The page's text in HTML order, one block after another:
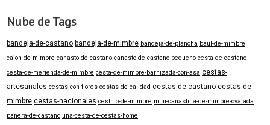
Nube de Tags
bandeja-de-castano bandeja-de-mimbre bandeja-de-plancha baul-de-mimbre
cajon-de-mimbre canasto-de-castano canasto-de-castano-pequeno cesta-de-castano
cesta-de-merienda-de-mimbre cesta-de-mimbre-barnizada-con-asa cestas-
artesanales cestas-con-flores cestas-de-calidad cestas-de-castano cestas-de-
mimbre cestas-nacionales cestillo-de-mimbre mini-canastilla-de-mimbre-ovalada
panera-de-castano una-cesta-de-cestas-home